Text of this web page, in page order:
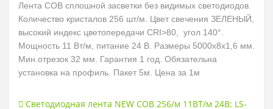
Лента COB сплошной засветки без видимых светодиодов.
Количество кристалов 256 шт/м. Цвет свечения ЗЕЛЕНЫЙ,
высокий индекс цветопередачи CRI>80, угол 140°.
Мощность 11 Вт/м, питание 24 В. Размеры 5000х8х1,6 мм.
Мин.отрезок 32 мм. Гарантия 1 год. Обязательна
установка на профиль. Пакет 5м. Цена за 1м
Светодиодная лента NEW COB 256/м 11ВТ/м 24В; LS-